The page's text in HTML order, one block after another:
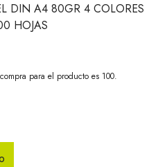
DIN A4 80GR 4 COLORES
HOJAS
para el producto es 100.